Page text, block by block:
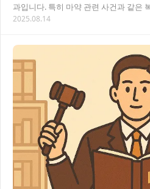
과입니다. 특히 마약 관련 사건과 같은
의 도움이 필수적인데요. 이 글에서는 형
2025.08.14